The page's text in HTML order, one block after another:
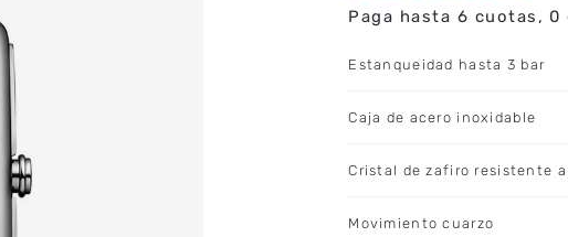
Paga hasta 6 cuotas,
Estanqueidad hasta 3 bar
Caja de acero inoxidable
Cristal de zafiro resistente
Movimiento cuarzo